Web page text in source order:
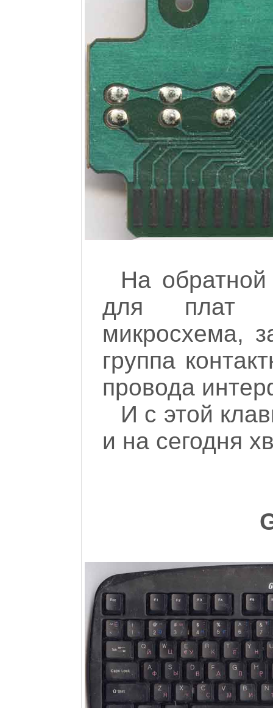
На
для плат
микросхема,
группа
провода
И с этой
и на сегодня